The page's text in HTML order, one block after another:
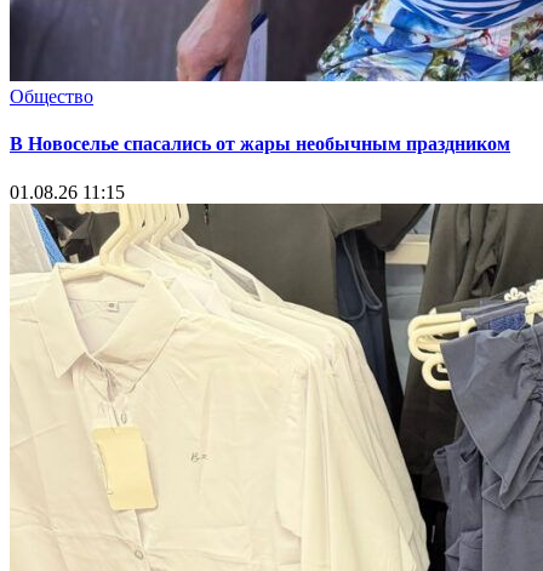
Общество
В Новоселье спасались от жары необычным праздником
01.08.26 11:15